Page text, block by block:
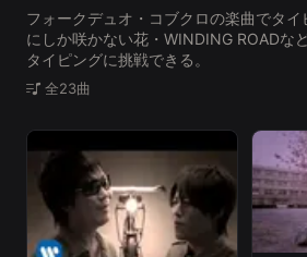
フォークデュオ・コブクロの楽曲でタイ
にしか咲かない花・WINDING ROADな
タイピングに挑戦できる。
全23曲